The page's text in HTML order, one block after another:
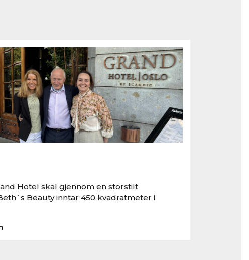
Hotel skal gjennom en storstilt
Beauty inntar 450 kvadratmeter i